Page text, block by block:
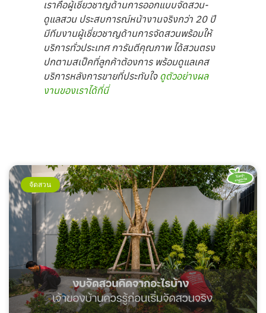
เราคือผู้เชี่ยวชาญด้านการออกแบบจัดสวน-
ดูแลสวน ประสบการณ์หน้างานจริงกว่า 20 ปี
มีทีมงานผู้เชี่ยวชาญด้านการจัดสวนพร้อมให้
บริการทั่วประเทศ การันตีคุณภาพ ได้สวนตรง
ปกตามสเป็คที่ลูกค้าต้องการ พร้อมดูแลเคส
บริการหลังการขายที่ประทับใจ ดูตัวอย่างผล
งานของเราได้ที่นี่
จัดสวน